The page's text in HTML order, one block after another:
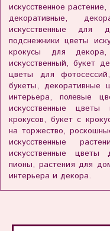
искусственное
декоративные,
искусственные для
подснежники цветы
крокусы для
искусственный, букет
цветы для
букеты, декоративные
интерьера, полевые
искусственные
крокусов, букет с
на торжество,
искусственные
искусственные цветы
пионы, растения для
интерьера и декора.